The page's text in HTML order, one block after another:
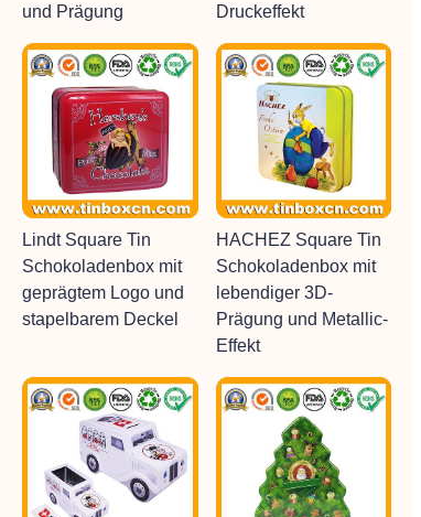
und Prägung
Druckeffekt
Lindt Square Tin
Schokoladenbox mit
geprägtem Logo und
stapelbarem Deckel
HACHEZ Square Tin
Schokoladenbox mit
lebendiger 3D-
Prägung und Metallic-
Effekt